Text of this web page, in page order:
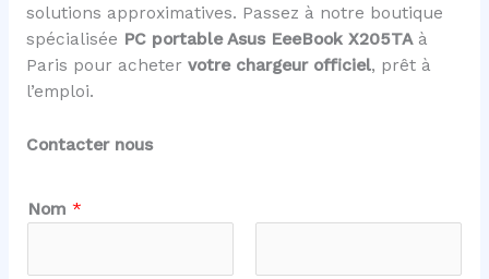
solutions approximatives. Passez à notre boutique
spécialisée PC portable Asus EeeBook X205TAà
Paris pour acheter votre chargeur officiel, prêt à
l’emploi.
Contacter nous
Nom *